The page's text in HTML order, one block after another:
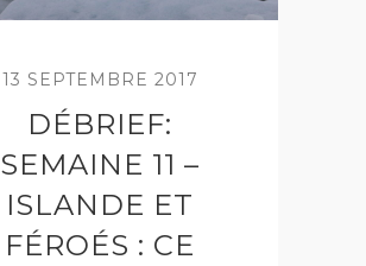
13 SEPTEMBRE 2017
DÉBRIEF:
SEMAINE 11 –
ISLANDE ET
FÉROÉS : CE